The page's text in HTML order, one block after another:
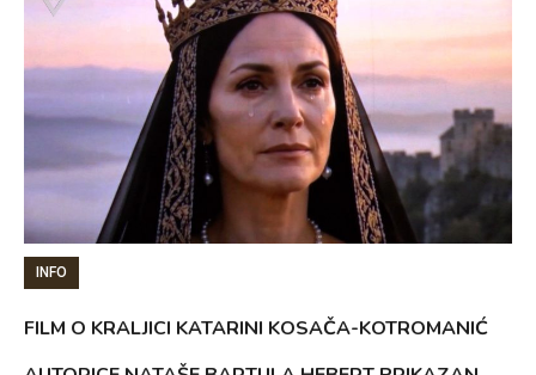
INFO
FILM O KRALJICI KATARINI KOSAČA-KOTROMANIĆ